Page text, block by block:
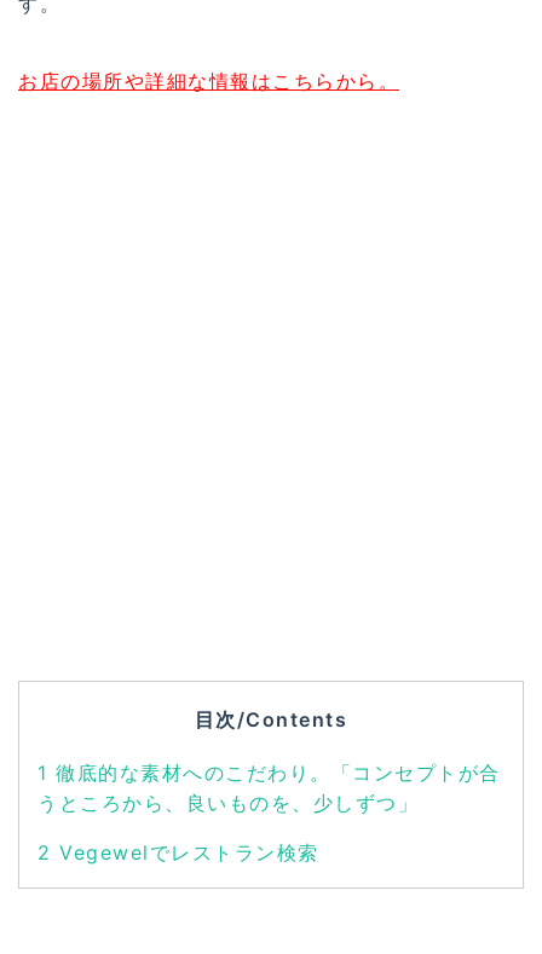
お店の場所や詳細な情報はこちらから。
目次/Contents
1 徹底的な素材へのこだわり。「コンセプトが合
うところから、良いものを、少しずつ」
2 Vegewelでレストラン検索